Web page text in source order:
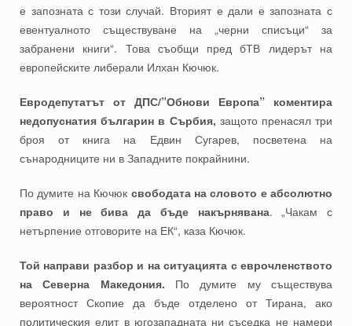
е запозната с този случай. Вторият е дали е запозната с
евентуалното съществуване на „черни списъци“ за
забранени книги“. Това съобщи пред бТВ лидерът на
европейските либерали Илхан Кючюк.
Евродепутатът от ДПС/”Обнови Европа” коментира
недопуснатия българин в Сърбия, защото пренасял три
броя от книга на Едвин Сугарев, посветена на
сънародниците ни в Западните покрайнини.
По думите на Кючюк свободата на словото е абсолютно
право и не бива да бъде накърнявана. „Чакам с
нетърпение отговорите на ЕК“, каза Кючюк.
Той направи разбор и на ситуацията с еврочленството
на Северна Македония. По думите му съществува
вероятност Скопие да бъде отделено от Тирана, ако
политическия елит в югозападната ни съседка не намери